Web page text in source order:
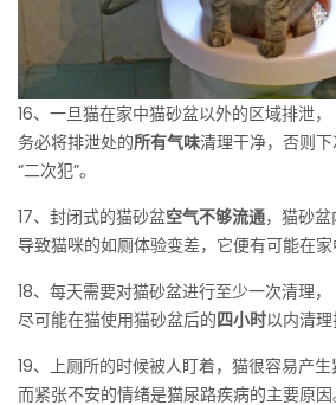
16、一旦猫在家中猫砂盆以外的区域排泄，
务必将排泄处的所有气味清理干净，否则
“二次犯”。
17、封闭式的猫砂盆空气不够流通，猫砂盆
导致猫咪的如厕体验变差，它便有可能在家
18、每天需要对猫砂盆进行至少一次清理，
尽可能在猫使用猫砂盆后的四小时以内清理
19、上厕所的时候被人盯着，猫很容易产生
而紧张不安的情绪是猫尿路疾病的主要原因